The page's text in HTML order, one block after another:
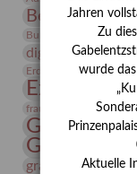
Bernhard
Burg Posterstein
digitallabor
Erdmann Julius Dietrich
frauen Frauen in
Gerhard-
Gerhard
grafische
Jahren
Zu
wurde
Aktuelle